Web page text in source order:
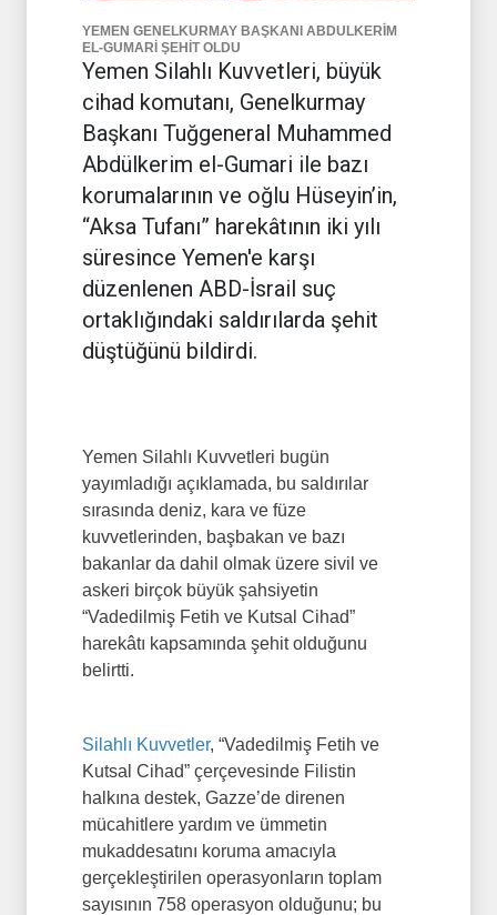
YEMEN GENELKURMAY BAŞKANI ABDULKERİM
EL-GUMARİ ŞEHİT OLDU
Yemen Silahlı Kuvvetleri, büyük
cihad komutanı, Genelkurmay
Başkanı Tuğgeneral Muhammed
Abdülkerim el-Gumari ile bazı
korumalarının ve oğlu Hüseyin’in,
“Aksa Tufanı” harekâtının iki yılı
süresince Yemen'e karşı
düzenlenen ABD-İsrail suç
ortaklığındaki saldırılarda şehit
düştüğünü bildirdi.
Yemen Silahlı Kuvvetleri bugün
yayımladığı açıklamada, bu saldırılar
sırasında deniz, kara ve füze
kuvvetlerinden, başbakan ve bazı
bakanlar da dahil olmak üzere sivil ve
askeri birçok büyük şahsiyetin
“Vadedilmiş Fetih ve Kutsal Cihad”
harekâtı kapsamında şehit olduğunu
belirtti.
Silahlı Kuvvetler, “Vadedilmiş Fetih ve
Kutsal Cihad” çerçevesinde Filistin
halkına destek, Gazze’de direnen
mücahitlere yardım ve ümmetin
mukaddesatını koruma amacıyla
gerçekleştirilen operasyonların toplam
sayısının 758 operasyon olduğunu; bu